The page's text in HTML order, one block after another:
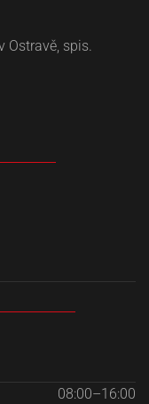
Ostravě, spis.
08:00–16:00